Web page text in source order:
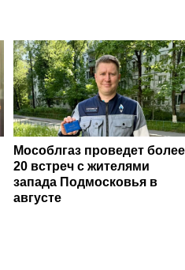
Мособлгаз проведет более
20 встреч с жителями
запада Подмосковья в
августе